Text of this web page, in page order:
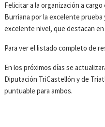
Felicitar a la organización a
Burriana por la excelente
excelente nivel, que destacan
Para ver el listado completo de
En los próximos días se
Diputación TriCastellón y de
puntuable para ambos.